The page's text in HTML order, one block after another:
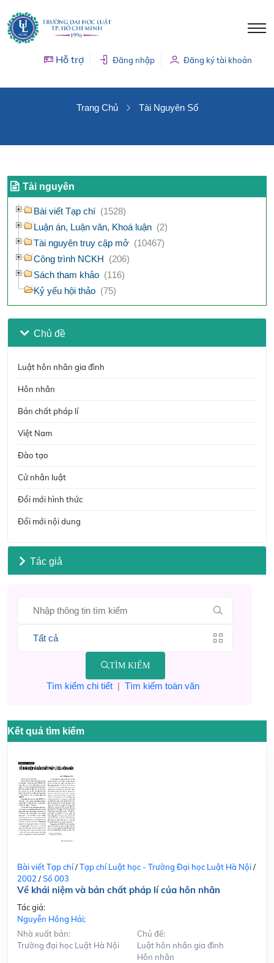
Hỗ trợ Đăng nhập Đăng ký tài khoản
Trang Chủ Tài Nguyên Số
Tài nguyên
Bài viết Tạp chí (1528)
Luận án, Luận văn, Khoá luận (2)
Tài nguyên truy cập mở (10467)
Công trình NCKH (206)
Sách tham khảo (116)
Kỷ yếu hội thảo (75)
Chủ đề
Luật hôn nhân gia đình
Hôn nhân
Bản chất pháp lí
Việt Nam
Đào tạo
Cử nhân luật
Đổi mới hình thức
Đổi mới nội dung
Tác giả
TÌM KIẾM
Tìm kiếm chi tiết| Tìm kiếm toàn văn
Kết quả tìm kiếm
Bài viết Tạp chí/Tạp chí Luật học - Trường Đại học Luật Hà Nội/
2002 /Số 003
Về khái niệm và bản chất pháp lí của hôn nhân
Tác giả:
Nguyễn Hồng Hải;
Nhà xuất bản:
Trường đại học Luật Hà Nội
Chủ đề:
Luật hôn nhân gia đình
Hôn nhân